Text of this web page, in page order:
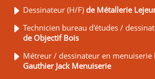
Dessinateur (H/F) de Métallerie
Technicien bureau d'études /
de Objectif Bois
Métreur / dessinateur en menuiserie
Gauthier Jack Menuiserie